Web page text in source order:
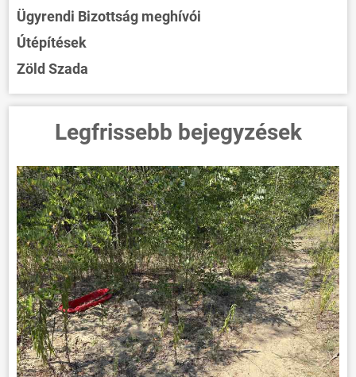
Ügyrendi Bizottság meghívói
Útépítések
Zöld Szada
Legfrissebb bejegyzések